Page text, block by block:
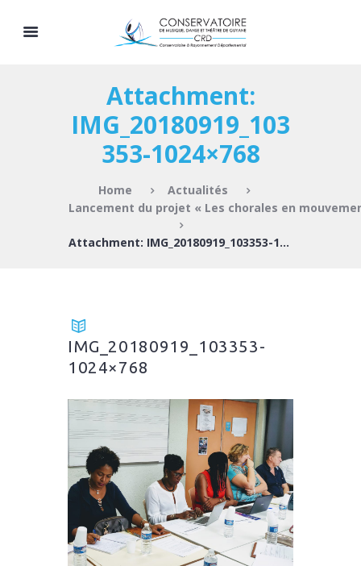
Attachment:
IMG_20180919_103
353-1024×768
Home
Actualités
Lancement du projet « Les chorales en
Attachment: IMG_20180919_103353-1024×768
IMG_20180919_103353-
1024×768